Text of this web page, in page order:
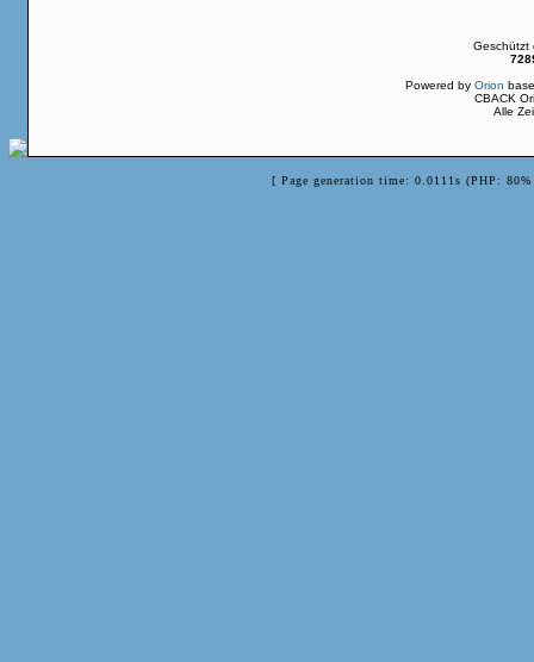
Geschützt
Powered by Orion
CBACK
Alle
[ Page generation time: 0.0111s (PHP: